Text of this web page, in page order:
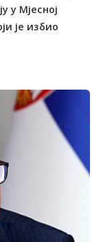
у Мјесној
је избио